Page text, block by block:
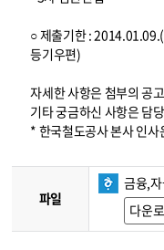
○ 제출기한 :
등기우편)
자세한 사항은 첨부의 공
기타 궁금하신 사항은 담
* 한국철도공사 본사 인
파일
금융,
다운